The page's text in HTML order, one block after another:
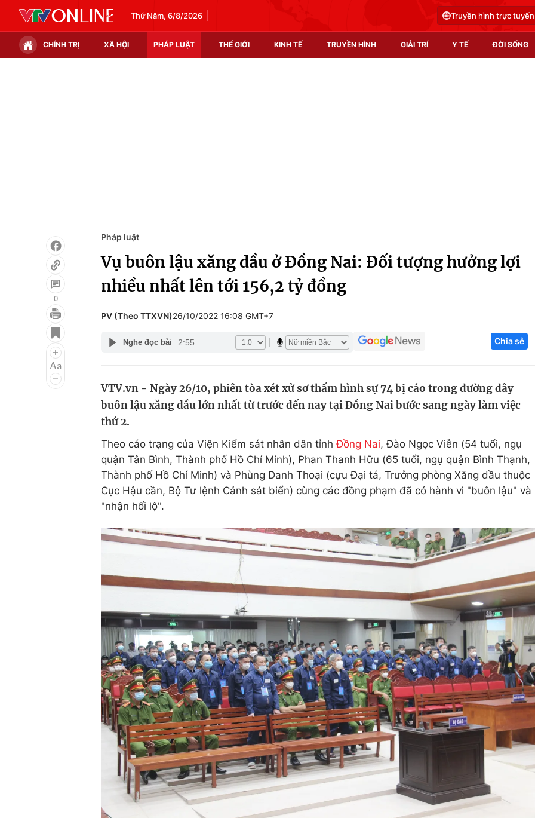
Thứ Năm, 6/8/2026 Truyền hình trực tuyến
CHÍNH TRỊ XÃ HỘI PHÁP LUẬT THẾ GIỚI KINH TẾ TRUYỀN HÌNH GIẢI TRÍ Y TẾ ĐỜI SỐNG
Infographic
Điện ảnh
Âm nhạc
Du lịch
Chất lượng cuộc sống
Tuyển sinh
Hitech Công
Thị trường
0
Pháp luật
Vụ buôn lậu xăng dầu ở Đồng Nai: Đối tượng hưởng lợi
nhiều nhất lên tới 156,2 tỷ đồng
PV (Theo TTXVN)26/10/2022 16:08 GMT+7
Nghe đọc bài 2:55 Chia sẻ
VTV.vn - Ngày 26/10, phiên tòa xét xử sơ thẩm hình sự 74 bị cáo trong đường dây
buôn lậu xăng dầu lớn nhất từ trước đến nay tại Đồng Nai bước sang ngày làm việc
thứ 2.
Theo cáo trạng của Viện Kiểm sát nhân dân tỉnhĐồng Nai, Đào Ngọc Viễn (54 tuổi, ngụ
quận Tân Bình, Thành phố Hồ Chí Minh), Phan Thanh Hữu (65 tuổi, ngụ quận Bình Thạnh,
Thành phố Hồ Chí Minh) và Phùng Danh Thoại (cựu Đại tá, Trưởng phòng Xăng dầu thuộc
Cục Hậu cần, Bộ Tư lệnh Cảnh sát biển) cùng các đồng phạm đã có hành vi "buôn lậu" và
"nhận hối lộ".